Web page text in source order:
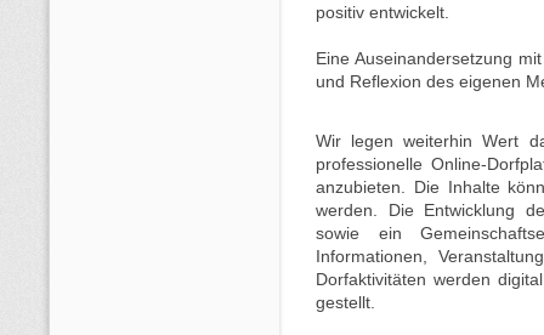
positiv entwickelt.
Eine Auseinandersetzung
und Reflexion des eigenen
Wir legen weiterhin Wert
professionelle Online-
anzubieten. Die Inhalte
werden. Die Entwicklung
sowie ein
Informationen,
Dorfaktivitäten werden
gestellt.